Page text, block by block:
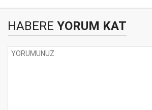
HABERE YORUM KAT